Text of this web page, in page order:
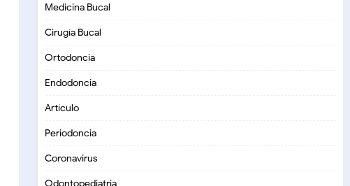
Medicina Bucal
Cirugía Bucal
Ortodoncia
Endodoncia
Artículo
Periodoncia
Coronavirus
Odontopediatria